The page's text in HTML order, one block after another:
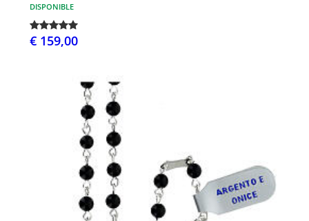
DISPONIBLE
€ 159,00